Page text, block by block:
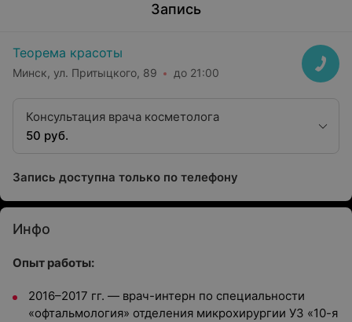
Запись
Теорема красоты
Минск, ул. Притыцкого, 89 до 21:00
Консультация врача косметолога
50 руб.
Запись доступна только по телефону
Инфо
Опыт работы:
2016–2017 гг. — врач-интерн по специальности
«офтальмология» отделения микрохирургии УЗ «10-я